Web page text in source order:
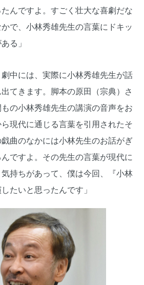
んですよ。すごく壮大な喜劇だな
で、小林秀雄先生の言葉にドキッ
る」
中には、実際に小林秀雄先生が話
てきます。脚本の原田（宗典）さ
の小林秀雄先生の講演の音声をお
現代に通じる言葉を引用されたそ
曲のなかには小林先生のお話がぎ
ですよ。その先生の言葉が現代に
持ちがあって、僕は今回、『小林
たいと思ったんです」